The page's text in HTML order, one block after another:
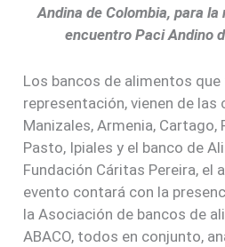
Andina de Colombia, para
encuentro Paci Andino
Los bancos de alimentos que
representación, vienen de las
Manizales, Armenia, Cartago,
Pasto, Ipiales y el banco de
Fundación Cáritas Pereira, el
evento contará con la
la Asociación de bancos de
ABACO, todos en conjunto,